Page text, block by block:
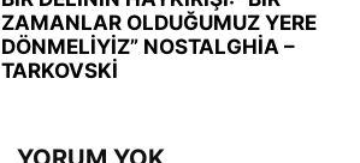
ZAMANLAR OLDUĞUMUZ YERE
DÖNMELİYİZ” NOSTALGHİA –
TARKOVSKİ